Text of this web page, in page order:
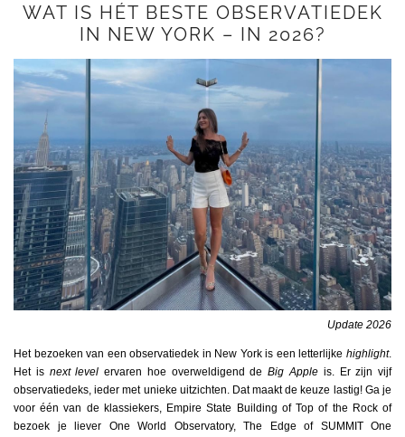
WAT IS HÉT BESTE OBSERVATIEDEK
IN NEW YORK – IN 2026?
Update 2026
Het bezoeken van een observatiedek in New York is een letterlijke highlight.
Het is next level ervaren hoe overweldigend deBig Appleis. Er zijn vijf
observatiedeks, ieder met unieke uitzichten. Dat maakt de keuze lastig! Ga je
voor één van de klassiekers, Empire State Building of Top of the Rock of
bezoek je liever One World Observatory, The Edge of SUMMIT One